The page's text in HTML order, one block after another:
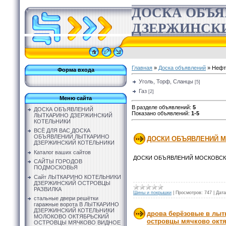
ДОСКА
Форма входа
Меню сайта
ДОСКА ОБЪЯВЛЕНИЙ
ЛЫТКАРИНО ДЗЕРЖИНСКИЙ
КОТЕЛЬНИКИ
ВСЁ ДЛЯ ВАС ДОСКА
ОБЪЯВЛЕНИЙ ЛЫТКАРИНО
ДЗЕРЖИНСКИЙ КОТЕЛЬНИКИ
Каталог ваших сайтов
САЙТЫ ГОРОДОВ
ПОДМОСКОВЬЯ
Сайт ЛЫТКАРИНО КОТЕЛЬНИКИ
ДЗЕРЖИНСКИЙ ОСТРОВЦЫ
РАЗВИЛКА
стальные двери решётки
гаражные ворота В ЛЫТКАРИНО
ДЗЕРЖИНСКИЙ КОТЕЛЬНИКИ
МОЛОКОВО ОКТЯБРЬСКИЙ
ОСТРОВЦЫ МЯЧКОВО ВИДНОЕ
Главная » Доска объявлений »
Уголь, Торф, Сланцы [5]
Газ [2]
В разделе объявлений: 5
Показано объявлений: 1-5
ДОСКИ ОБЪЯВЛЕНИЙ
ДОСКИ ОБЪЯВЛЕНИЙ
Шины и покрышки Просмотров: 747
дрова берёзовые в
островцы мячково